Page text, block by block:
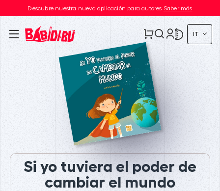
Descubre nuestra nueva aplicación para autores Saber más
IT
Si yo tuviera el poder de
cambiar el mundo